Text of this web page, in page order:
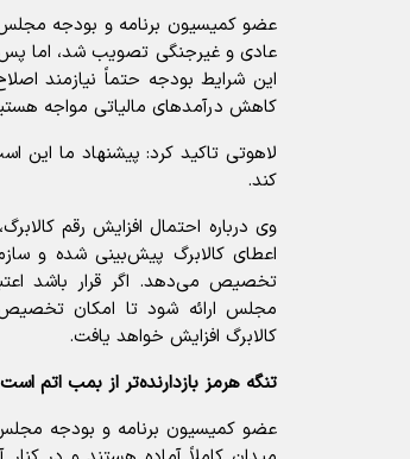
عادی و غیرجنگی تصویب شد، اما پس
این شرایط بودجه حتماً نیازمند
کاهش درآمد‌های مالیاتی مواجه
لاهوتی تاکید کرد: پیشنهاد ما این
کند.
وی درباره احتمال افزایش رقم
اعطای کالابرگ پیش‌بینی شده و
تخصیص می‌دهد. اگر قرار باشد
مجلس ارائه شود تا امکان تخصیص
کالابرگ افزایش خواهد یافت.
تنگه هرمز بازدارنده‌تر از بمب اتم است
عضو کمیسیون برنامه و بودجه